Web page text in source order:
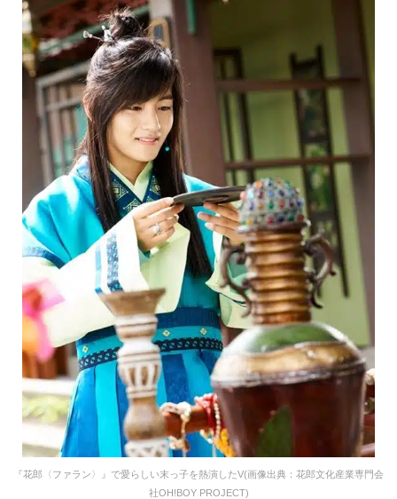
『花郎〈ファラン〉』で愛らしい末っ子を熱演したV(画像出典：花郎文化産業専門会
社OH!BOY PROJECT)